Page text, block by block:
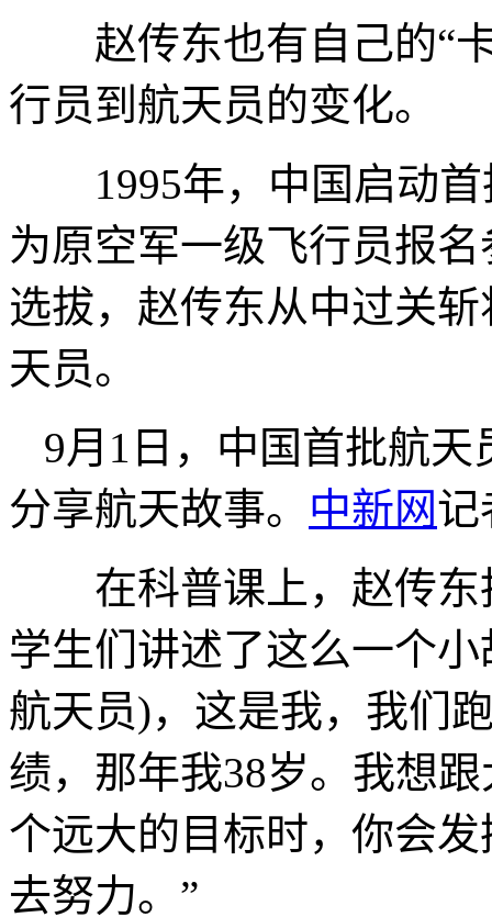
赵传东也有自己的“卡
行员到航天员的变化。
1995年，中国启动首
为原空军一级飞行员报
选拔，赵传东从中过关
天员。
9月1日，中国首批航
分享航天故事。 中新网记
在科普课上，赵传东
学生们讲述了这么一个
航天员)，这是我，我们
绩，那年我38岁。我想
个远大的目标时，你会
去努力。”